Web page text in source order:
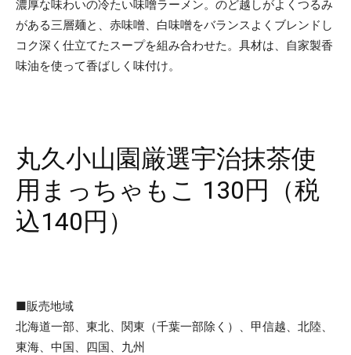
濃厚な味わいの冷たい味噌ラーメン。のど越しがよくつるみ
がある三層麺と、赤味噌、白味噌をバランスよくブレンドし
コク深く仕立てたスープを組み合わせた。具材は、自家製香
味油を使って香ばしく味付け。
丸久小山園厳選宇治抹茶使
用まっちゃもこ 130円（税
込140円）
■販売地域
北海道一部、東北、関東（千葉一部除く）、甲信越、北陸、
東海、中国、四国、九州